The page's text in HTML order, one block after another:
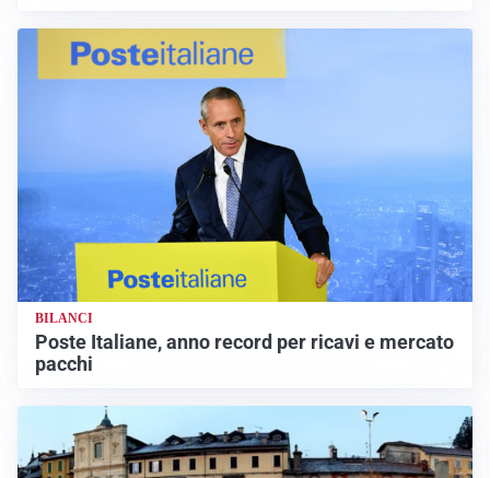
BILANCI
Poste Italiane, anno record per ricavi e mercato
pacchi